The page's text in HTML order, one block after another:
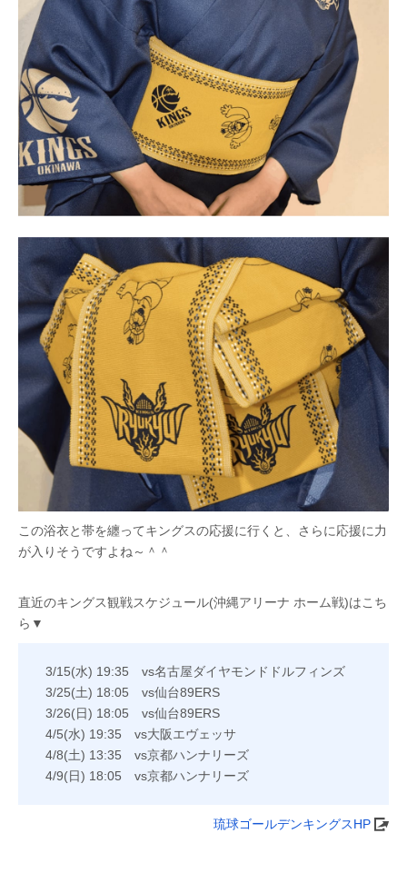
この浴衣と帯を纏ってキングスの応援に行くと、さらに応援に力
が入りそうですよね～＾＾
直近のキングス観戦スケジュール(沖縄アリーナ ホーム戦)はこち
ら▼
3/15(水) 19:35 vs名古屋ダイヤモンドドルフィンズ
3/25(土) 18:05 vs仙台89ERS
3/26(日) 18:05 vs仙台89ERS
4/5(水) 19:35 vs大阪エヴェッサ
4/8(土) 13:35 vs京都ハンナリーズ
4/9(日) 18:05 vs京都ハンナリーズ
琉球ゴールデンキングスHP